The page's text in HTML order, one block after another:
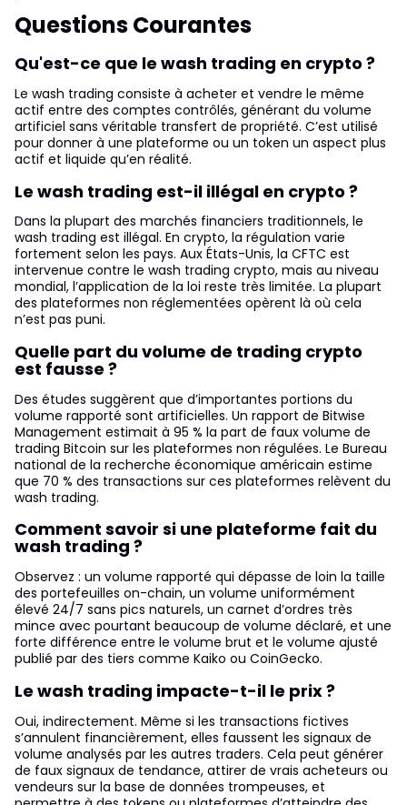
Questions Courantes
Qu'est-ce que le wash trading en crypto ?
Le wash trading consiste à acheter et vendre le même
actif entre des comptes contrôlés, générant du volume
artificiel sans véritable transfert de propriété. C’est utilisé
pour donner à une plateforme ou un token un aspect plus
actif et liquide qu’en réalité.
Le wash trading est-il illégal en crypto ?
Dans la plupart des marchés financiers traditionnels, le
wash trading est illégal. En crypto, la régulation varie
fortement selon les pays. Aux États-Unis, la CFTC est
intervenue contre le wash trading crypto, mais au niveau
mondial, l’application de la loi reste très limitée. La plupart
des plateformes non réglementées opèrent là où cela
n’est pas puni.
Quelle part du volume de trading crypto
est fausse ?
Des études suggèrent que d’importantes portions du
volume rapporté sont artificielles. Un rapport de Bitwise
Management estimait à 95 % la part de faux volume de
trading Bitcoin sur les plateformes non régulées. Le Bureau
national de la recherche économique américain estime
que 70 % des transactions sur ces plateformes relèvent du
wash trading.
Comment savoir si une plateforme fait du
wash trading ?
Observez : un volume rapporté qui dépasse de loin la taille
des portefeuilles on-chain, un volume uniformément
élevé 24/7 sans pics naturels, un carnet d’ordres très
mince avec pourtant beaucoup de volume déclaré, et une
forte différence entre le volume brut et le volume ajusté
publié par des tiers comme Kaiko ou CoinGecko.
Le wash trading impacte-t-il le prix ?
Oui, indirectement. Même si les transactions fictives
s’annulent financièrement, elles faussent les signaux de
volume analysés par les autres traders. Cela peut générer
de faux signaux de tendance, attirer de vrais acheteurs ou
vendeurs sur la base de données trompeuses, et